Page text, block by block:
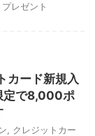
プレゼント
カード新規入
定で8,000ポ
クレジットカー